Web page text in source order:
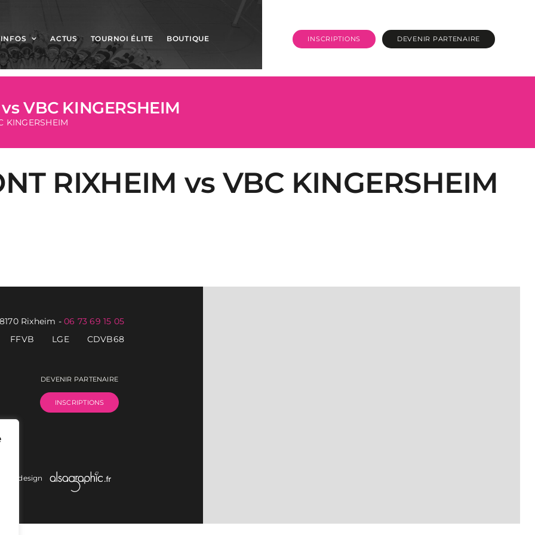
INFOS ACTUS TOURNOI ÉLITE BOUTIQUE INSCRIPTIONS DEVENIR PARTENAIRE
VBC KINGERSHEIM
KINGERSHEIM
RIXHEIM vs VBC KINGERSHEIM
Rixheim -06 73 69 15 05
FFVB LGE CDVB68
DEVENIR PARTENAIRE
INSCRIPTIONS
et design